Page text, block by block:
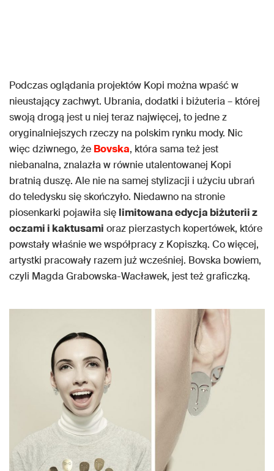
Podczas oglądania projektów Kopi można wpaść w
nieustający zachwyt. Ubrania, dodatki i biżuteria – której
swoją drogą jest u niej teraz najwięcej, to jedne z
oryginalniejszych rzeczy na polskim rynku mody. Nic
więc dziwnego, że Bovska, która sama też jest
niebanalna, znalazła w równie utalentowanej Kopi
bratnią duszę. Ale nie na samej stylizacji i użyciu ubrań
do teledysku się skończyło. Niedawno na stronie
piosenkarki pojawiła się limitowana edycja biżuterii z
oczami i kaktusami oraz pierzastych kopertówek, które
powstały właśnie we współpracy z Kopiszką. Co więcej,
artystki pracowały razem już wcześniej. Bovska bowiem,
czyli Magda Grabowska-Wacławek, jest też graficzką.